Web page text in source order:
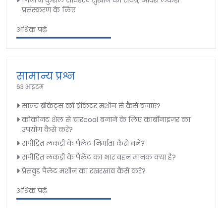
प्रसंस्करण के लिए
अधिक पढ़ें
सामान्य प्रश्न
63 आइटम
साल्ट ब्रीकेट्स को ब्रीकेटर मशीन से कैसे बनाएं?
कोकोनट शेल से चारcoal बनाने के लिए कार्बोनाइज़र का
उपयोग कैसे करें?
संपीड़ित लकड़ी के पैलेट निर्माता कैसे बनें?
संपीड़ित लकड़ी के पैलेट का भार वहन मानक क्या है?
प्रेसवुड पैलेट मशीन का रखरखाव कैसे करें?
अधिक पढ़ें